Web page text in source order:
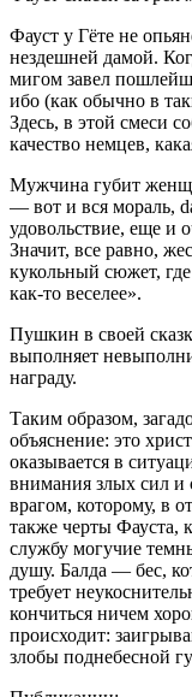
Фауст у Гёте не
нездешней дамой.
мигом завел
ибо (как обычно в
Здесь, в этой смеси
качество немцев,
Мужчина губит
— вот и вся мораль,
удовольствие, еще и
Значит, все равно,
кукольный сюжет,
как-то веселее».
Пушкин в своей
выполняет
награду.
Таким образом,
объяснение: это
оказывается в
внимания злых сил и
врагом, которому, в
также черты Фауста,
службу могучие
душу. Балда — бес,
требует
кончиться ничем
происходит:
злобы поднебесной